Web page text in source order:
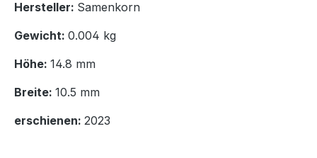
Hersteller: Samenkorn
Gewicht: 0.004 kg
Höhe: 14.8 mm
Breite: 10.5 mm
erschienen: 2023